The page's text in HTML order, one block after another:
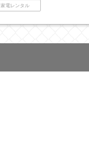
家電レンタル